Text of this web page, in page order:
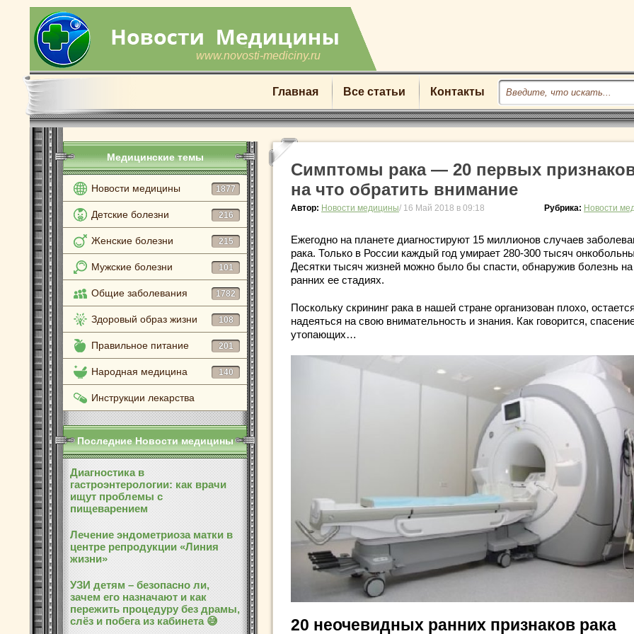
www.novosti-mediciny.ru
Главная Все статьи Контакты
Медицинские темы
Новости медицины 1877
Детские болезни 216
Женские болезни 215
Мужские болезни 101
Общие заболевания 1782
Здоровый образ жизни 108
Правильное питание 201
Народная медицина 140
Инструкции лекарства
Последние Новости медицины
Диагностика в
гастроэнтерологии: как врачи
ищут проблемы с
пищеварением
Лечение эндометриоза матки в
центре репродукции «Линия
жизни»
УЗИ детям – безопасно ли,
зачем его назначают и как
пережить процедуру без драмы,
слёз и побега из кабинета 😅
Симптомы рака — 20 первых
на что обратить внимание
Автор: Новости медицины/ 16 Май 2018 в 09:18 Рубрика: Новости
Ежегодно на планете диагностируют 15 миллионов случаев
рака. Только в России каждый год умирает 280-300 тысяч
Десятки тысяч жизней можно было бы спасти, обнаружив болезнь на
ранних ее стадиях.
Поскольку скрининг рака в нашей стране организован плохо,
надеяться на свою внимательность и знания. Как говорится,
утопающих…
20 неочевидных ранних признаков рака